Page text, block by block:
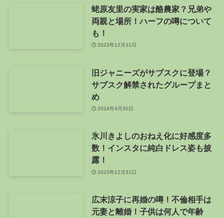
蛯原友里の実家は酪農家？兄弟や
両親と場所！ハーフの噂について
も！
2023年12月31日
旧ジャニーズがサブスクに登場？
サブスク解禁されたグループまと
め
2024年4月30日
氷川きよしのおねえ化に好感度多
数！インスタに純白ドレス姿も披
露！
2023年12月31日
広末涼子に再婚の噂！不倫相手は
元妻と離婚！子供は何人で年齢